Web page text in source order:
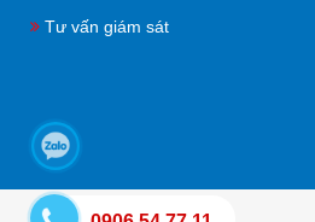
Tư vấn giám sát